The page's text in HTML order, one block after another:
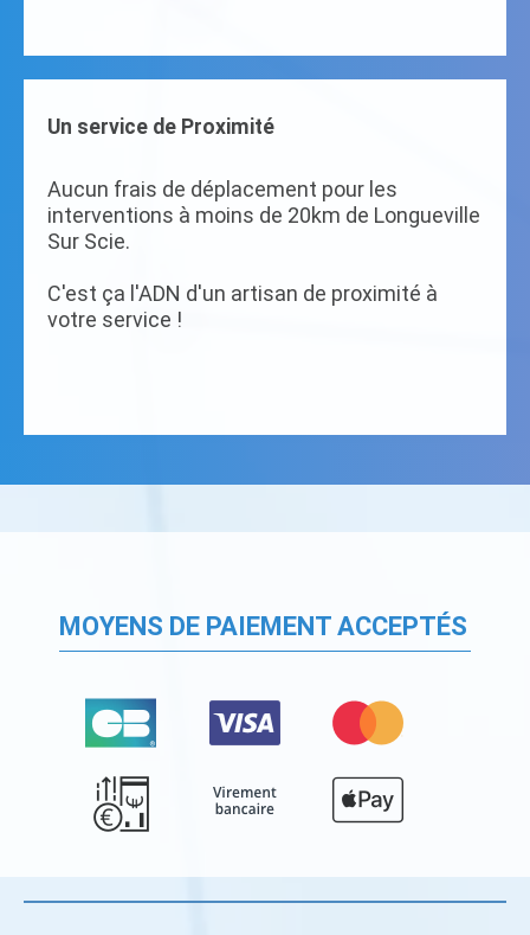
Un service de Proximité
Aucun frais de déplacement pour les
interventions à moins de 20km de Longueville
Sur Scie.
C'est ça l'ADN d'un artisan de proximité à
votre service !
MOYENS DE PAIEMENT ACCEPTÉS